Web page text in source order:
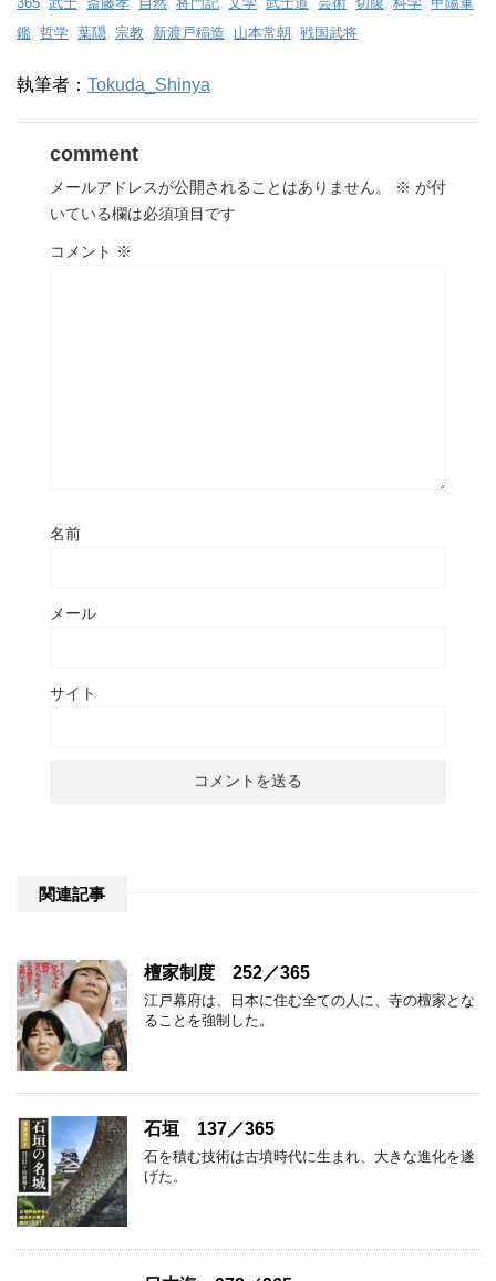
鑑 哲学 葉隠 宗教 新渡戸稲造 山本常朝 戦国武将
執筆者： Tokuda_Shinya
comment
メールアドレスが公開されることはありません。 ※ が付
いている欄は必須項目です
コメント ※
名前
メール
サイト
関連記事
檀家制度 252／365
江戸幕府は、日本に住む全ての人に、寺の檀家とな
ることを強制した。
石垣 137／365
石を積む技術は古墳時代に生まれ、大きな進化を遂
げた。